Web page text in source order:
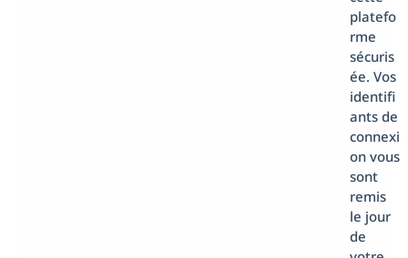
platefo
rme
sécuris
ée. Vos
identifi
ants de
connexi
on vous
sont
remis
le jour
de